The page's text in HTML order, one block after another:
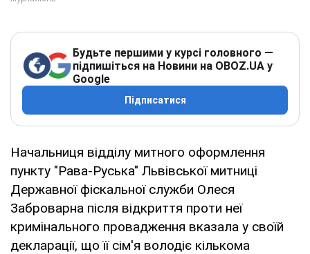
Будьте першими у курсі головного —
підпишіться на Новини на OBOZ.UA у
Google
Підписатися
Начальниця відділу митного оформлення
пункту "Рава-Руська" Львівської митниці
Державної фіскальної служби Олеся
Заброварна після відкриття проти неї
кримінального провадження вказала у своїй
декларації, що її сім'я володіє кількома